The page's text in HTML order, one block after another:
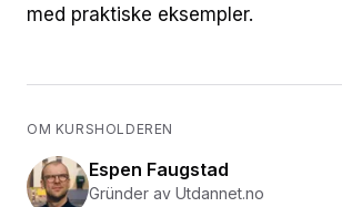
med praktiske eksempler.
OM KURSHOLDEREN
Espen Faugstad
Gründer av Utdannet.no